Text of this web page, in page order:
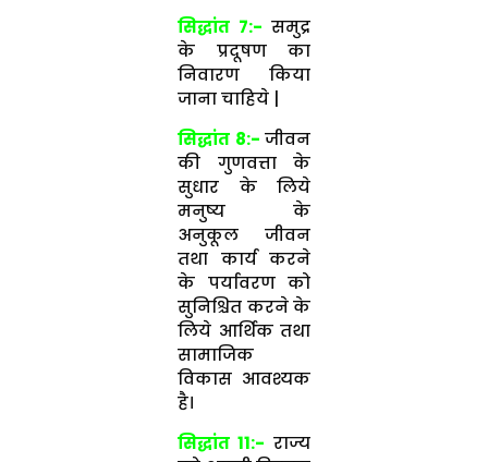
सिद्धांत 7:- समुद्र
के प्रदूषण का
निवारण किया
जाना चाहिये |
सिद्धांत 8:-जीवन
की गुणवत्ता के
सुधार के लिये
मनुष्य के
अनुकूल जीवन
तथा कार्य करने
के पर्यावरण को
सुनिश्चित करने के
लिये आर्थिक तथा
सामाजिक
विकास आवश्यक
है।
सिद्धांत 11:- राज्य